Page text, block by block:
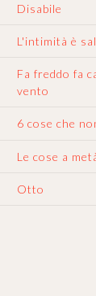
Disabile
L'intimità è
Fa freddo fa
vento
6 cose che
Le cose a
Otto